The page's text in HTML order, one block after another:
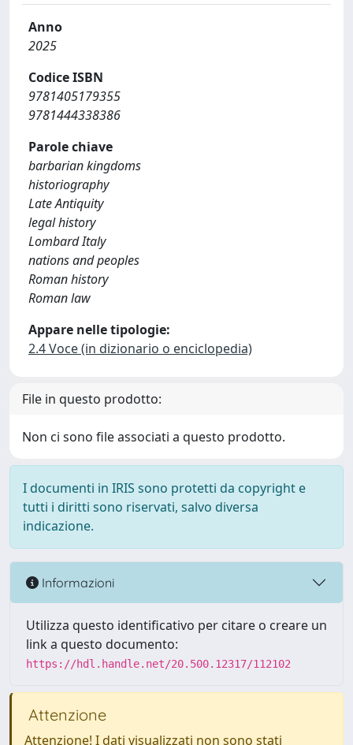
Anno
2025
Codice ISBN
9781405179355
9781444338386
Parole chiave
barbarian kingdoms
historiography
Late Antiquity
legal history
Lombard Italy
nations and peoples
Roman history
Roman law
Appare nelle tipologie:
2.4 Voce (in dizionario o enciclopedia)
File in questo prodotto:
Non ci sono file associati a questo prodotto.
I documenti in IRIS sono protetti da copyright e
tutti i diritti sono riservati, salvo diversa
indicazione.
Informazioni
Utilizza questo identificativo per citare o creare un
link a questo documento:
https://hdl.handle.net/20.500.12317/112102
Attenzione
Attenzione! I dati visualizzati non sono stati